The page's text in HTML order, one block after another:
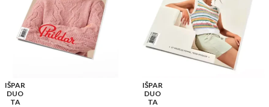
IŠPAR
DUO
TA
IŠPAR
DUO
TA